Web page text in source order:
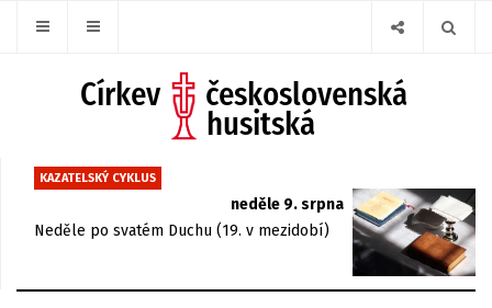
KAZATELSKÝ CYKLUS
neděle 9. srpna
Neděle po svatém Duchu (19. v mezidobí)